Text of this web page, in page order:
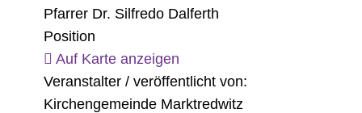
Pfarrer Dr. Silfredo Dalferth
Position
Auf Karte anzeigen
Veranstalter / veröffentlicht von:
Kirchengemeinde Marktredwitz